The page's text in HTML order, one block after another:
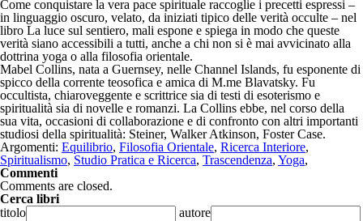
Come conquistare la vera pace spirituale raccoglie i precetti espressi –
in linguaggio oscuro, velato, da iniziati tipico delle verità occulte – nel
libro La luce sul sentiero, mali espone e spiega in modo che queste
verità siano accessibili a tutti, anche a chi non si è mai avvicinato alla
dottrina yoga o alla filosofia orientale.
Mabel Collins, nata a Guernsey, nelle Channel Islands, fu esponente di
spicco della corrente teosofica e amica di M.me Blavatsky. Fu
occultista, chiaroveggente e scrittrice sia di testi di esoterismo e
spiritualità sia di novelle e romanzi. La Collins ebbe, nel corso della
sua vita, occasioni di collaborazione e di confronto con altri importanti
studiosi della spiritualità: Steiner, Walker Atkinson, Foster Case.
Argomenti: Equilibrio, Filosofia Orientale, Ricerca Interiore,
Spiritualismo, Studio Pratica e Ricerca, Trascendenza, Yoga,
Commenti
Comments are closed.
Cerca libri
titolo
autore